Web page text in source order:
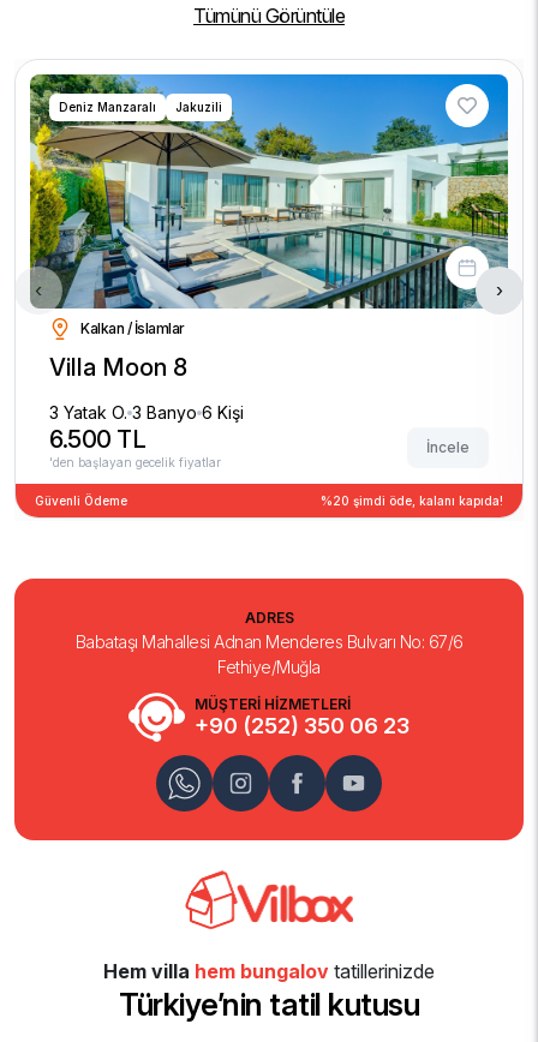
Tümünü Görüntüle
Deniz Manzaralı Jakuzili
Kalkan / İslamlar
Villa Moon 8
3 Yatak O. 3 Banyo 6 Kişi
6.500 TL
'den başlayan gecelik fiyatlar
İncele
Güvenli Ödeme %20 şimdi öde, kalanı kapıda!
‹ ›
MÜŞTERİ HİZMETLERİ
+90 (252) 350 06 23
ADRES
Babataşı Mahallesi Adnan Menderes Bulvarı No: 67/6
Fethiye/Muğla
Hem villa hem bungalov tatillerinizde
Türkiye’nin tatil kutusu